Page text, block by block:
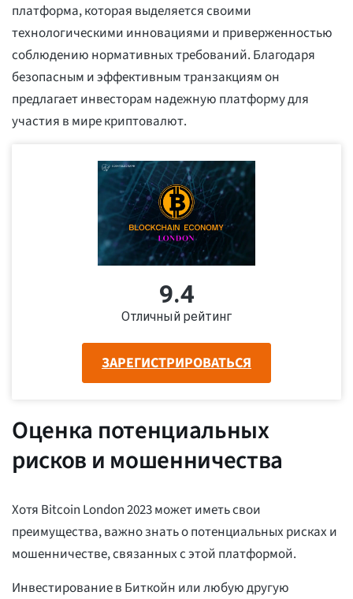
платформа, которая выделяется своими
технологическими инновациями и приверженностью
соблюдению нормативных требований. Благодаря
безопасным и эффективным транзакциям он
предлагает инвесторам надежную платформу для
участия в мире криптовалют.
9.4
Отличный рейтинг
ЗАРЕГИСТРИРОВАТЬСЯ
Оценка потенциальных
рисков и мошенничества
Хотя Bitcoin London 2023 может иметь свои
преимущества, важно знать о потенциальных рисках и
мошенничестве, связанных с этой платформой.
Инвестирование в Биткойн или любую другую